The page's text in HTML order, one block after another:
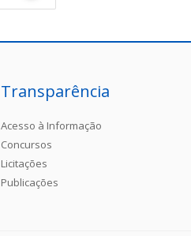
Transparência
Acesso à Informação
Concursos
Licitações
Publicações